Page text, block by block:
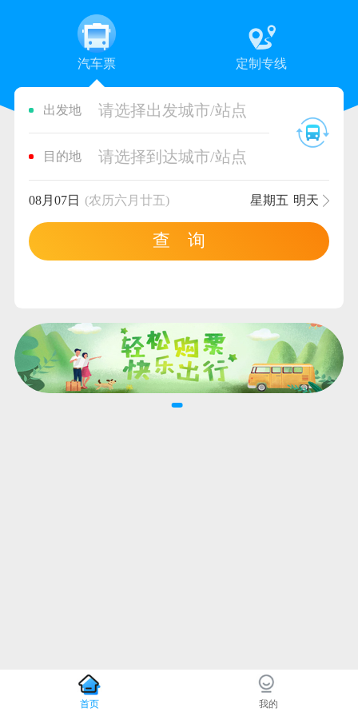
汽车票 定制专线
出发地 请选择出发城市/站点
目的地 请选择到达城市/站点
08月07日 (农历六月廿五) 星期五 明天
查 询
首页 我的